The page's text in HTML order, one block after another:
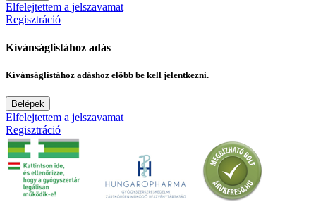
Elfelejtettem a jelszavamat
Regisztráció
Kívánságlistához adás
Kívánságlistához adáshoz előbb be kell jelentkezni.
Belépek
Elfelejtettem a jelszavamat
Regisztráció